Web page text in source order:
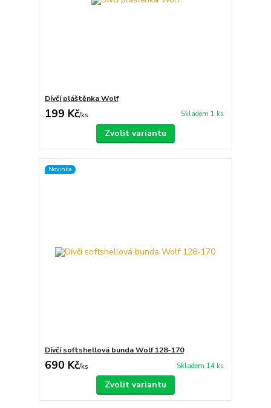
Dívčí pláštěnka Wolf
199 Kč/ks Skladem 1 ks
Zvolit variantu
Novinka
Dívčí softshellová bunda Wolf 128-170
690 Kč/ks Skladem 14 ks
Zvolit variantu